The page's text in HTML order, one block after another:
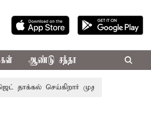
ஆண்டு சந்தா
செய்கிறார் முதல்-அமைச்சர் ரங்கசாமி